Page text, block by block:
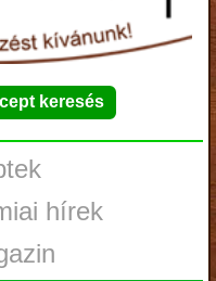
hírek